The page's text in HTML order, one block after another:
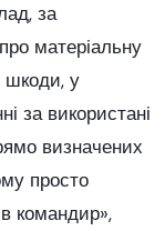
за
матеріальну
шкоди, у
за використані
визначених
просто
командир»,